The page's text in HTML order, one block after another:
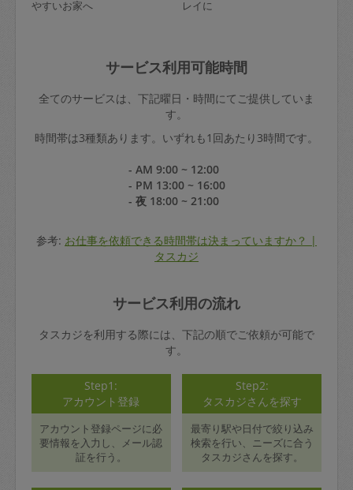
やすいお家へ
レイに
サービス利用可能時間
全てのサービスは、下記曜日・時間にてご提供していま
す。
時間帯は3種類あります。いずれも1回あたり3時間です。
- AM 9:00 ~ 12:00
- PM 13:00 ~ 16:00
- 夜 18:00 ~ 21:00
参考: お仕事を依頼できる時間帯は決まっていますか？ |
タスカジ
サービス利用の流れ
タスカジを利用する際には、下記の順でご依頼が可能で
す。
Step1:
アカウント登録
アカウント登録ページに必
要情報を入力し、メール認
証を行う。
Step2:
タスカジさんを探す
最寄り駅や日付で絞り込み
検索を行い、ニーズに合う
タスカジさんを探す。